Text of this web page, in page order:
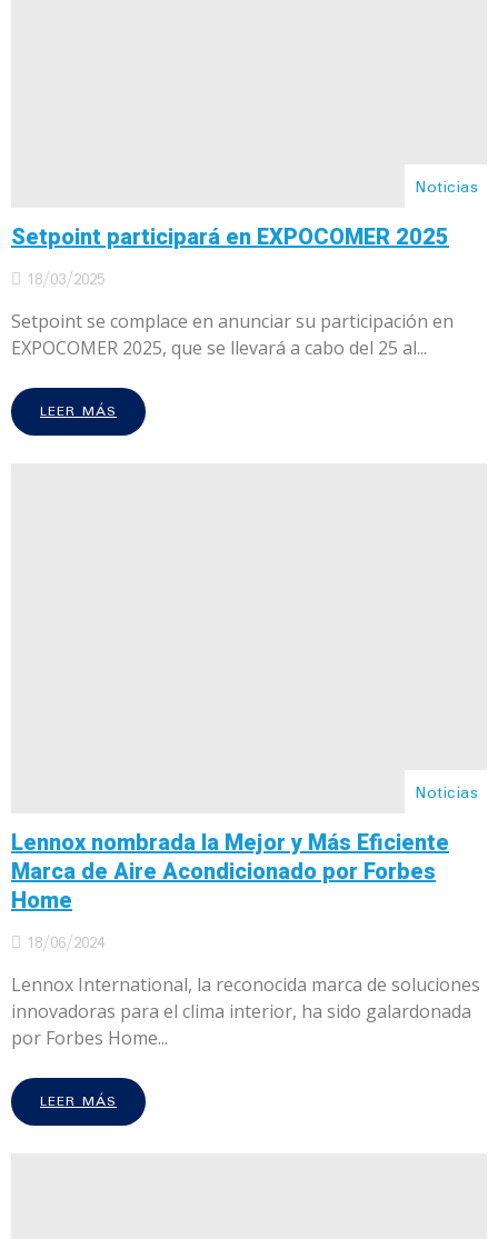
Noticias
Setpoint participará en EXPOCOMER 2025
18/03/2025
Setpoint se complace en anunciar su participación en
EXPOCOMER 2025, que se llevará a cabo del 25 al...
LEER MÁS
Noticias
Lennox nombrada la Mejor y Más Eficiente
Marca de Aire Acondicionado por Forbes
Home
18/06/2024
Lennox International, la reconocida marca de soluciones
innovadoras para el clima interior, ha sido galardonada
por Forbes Home...
LEER MÁS